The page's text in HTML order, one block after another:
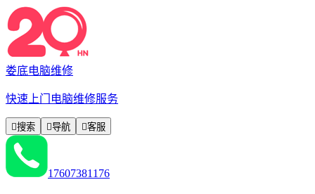
娄底电脑维修
快速上门电脑维修服务
搜索 导航 客服
17607381176